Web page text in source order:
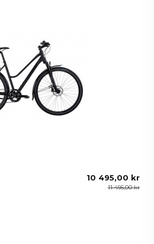
10 495,00 kr
11 495,00 kr